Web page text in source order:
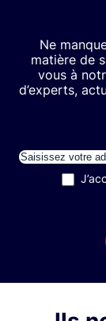
Ne
matière de
vous à
d’experts,